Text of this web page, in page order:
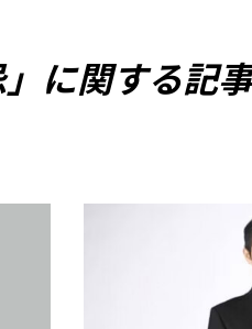
」に関する記事